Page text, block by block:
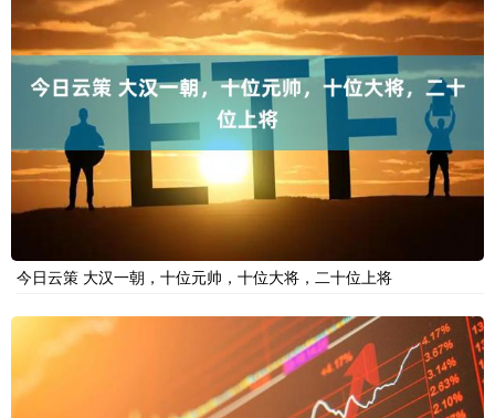
今日云策 大汉一朝，十位元帅，十位大将，二十位上将